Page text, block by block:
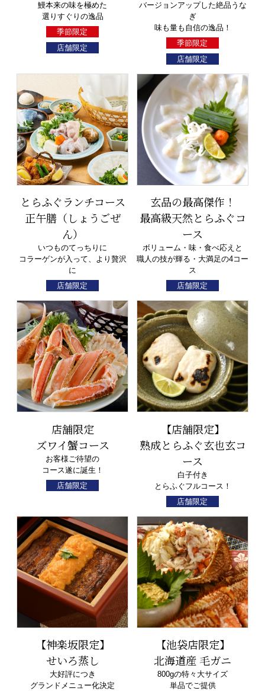
鰻本来の味を極めた
選りすぐりの逸品
季節限定
店舗限定
バージョンアップした絶品うな
ぎ
味も量も自信の逸品！
季節限定
店舗限定
とらふぐランチコース
正午膳（しょうごぜ
ん）
いつものてっちりに
コラーゲンが入って、より贅沢
に
店舗限定
玄品の最高傑作！
最高級天然とらふぐコ
ース
ボリューム・味・食べ応えと
職人の技が輝る・大満足の4コー
ス
店舗限定
店舗限定
ズワイ蟹コース
お客様ご待望の
コース遂に誕生！
店舗限定
【店舗限定】
熟成とらふぐ玄也玄コ
ース
白子付き
とらふぐフルコース！
店舗限定
【神楽坂限定】
せいろ蒸し
大好評につき
グランドメニュー化決定
【池袋店限定】
北海道産 毛ガニ
800gの特々大サイズ
単品でご提供